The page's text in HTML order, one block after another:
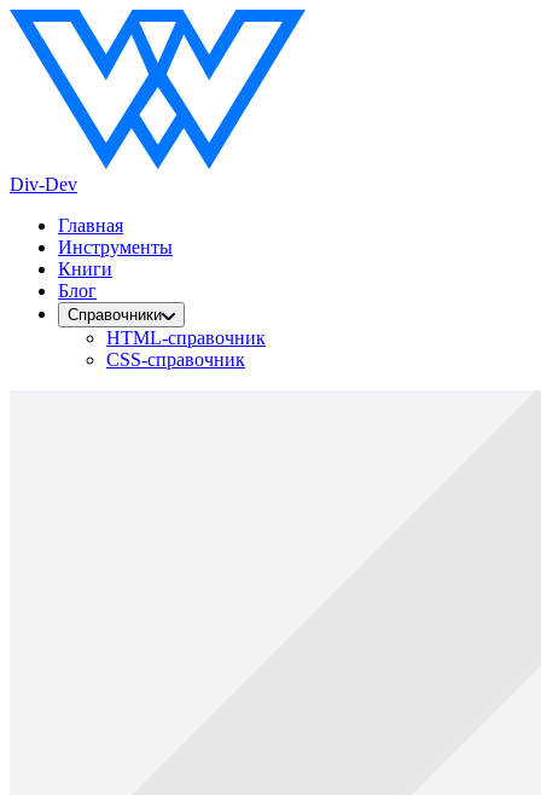
Div-Dev
Главная
Инструменты
Книги
Блог
Справочники
HTML-справочник
CSS-справочник